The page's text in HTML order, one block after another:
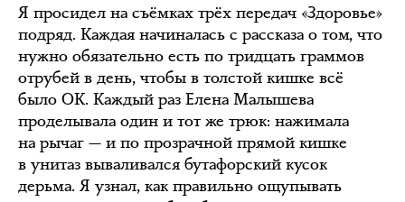
Я просидел на съёмках трёх передач «Здоровье»
подряд. Каждая начиналась с рассказа о том, что
нужно обязательно есть по тридцать граммов
отрубей в день, чтобы в толстой кишке всё
было OK. Каждый раз Елена Малышева
проделывала один и тот же трюк: нажимала
на рычаг — и по прозрачной прямой кишке
в унитаз вываливался бутафорский кусок
дерьма. Я узнал, как правильно ощупывать